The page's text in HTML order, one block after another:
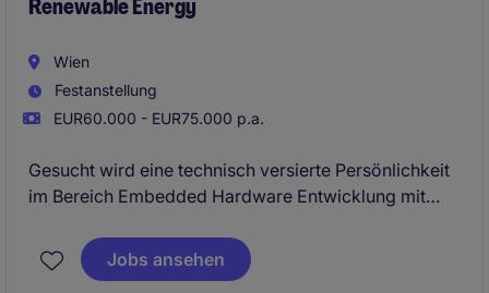
Renewable Energy
Wien
Festanstellung
EUR60.000 - EUR75.000 p.a.
Gesucht wird eine technisch versierte Persönlichkeit
im Bereich Embedded Hardware Entwicklung mit
Umfeld erneuerbarer Energien. Die Rolle umfasst die
Entwicklung innovativer Hardwarelösungen über den
Jobs ansehen